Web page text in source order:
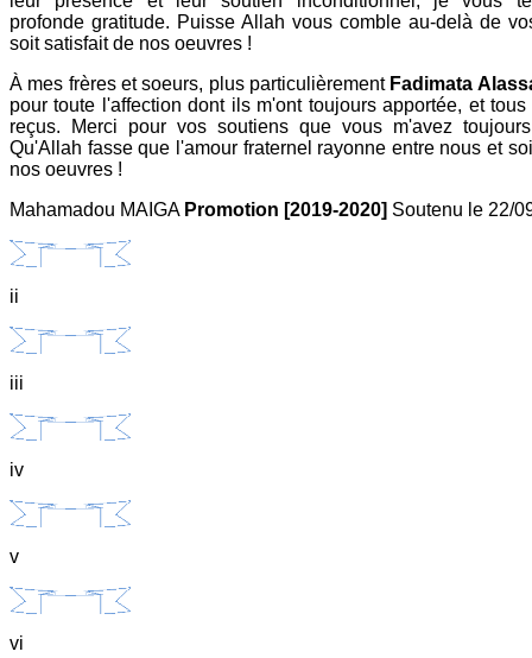
profonde gratitude. Puisse Allah vous comble au-delà de
soit satisfait de nos oeuvres !
À mes frères et soeurs, plus particulièrement Fadimata
pour toute l'affection dont ils m'ont toujours apportée, et
reçus. Merci pour vos soutiens que vous m'avez
Qu'Allah fasse que l'amour fraternel rayonne entre nous et
nos oeuvres !
Mahamadou MAIGA Promotion [2019-2020] Soutenu le 22/
ii
iii
iv
v
vi